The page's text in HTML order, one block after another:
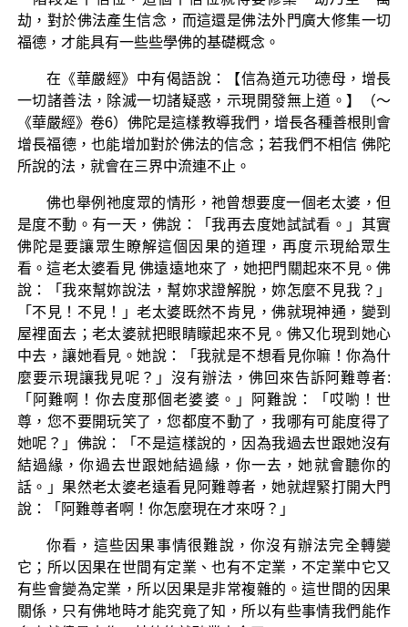
劫，對於佛法產生信念，而這還是佛法外門廣大修集一切
福德，才能具有一些些學佛的基礎概念。
在《華嚴經》中有偈語說：【信為道元功德母，增長
一切諸善法，除滅一切諸疑惑，示現開發無上道。】（～
《華嚴經》卷6）佛陀是這樣教導我們，增長各種善根則會
增長福德，也能增加對於佛法的信念；若我們不相信 佛陀
所說的法，就會在三界中流連不止。
佛也舉例祂度眾的情形，祂曾想要度一個老太婆，但
是度不動。有一天，佛說：「我再去度她試試看。」其實
佛陀是要讓眾生瞭解這個因果的道理，再度示現給眾生
看。這老太婆看見 佛遠遠地來了，她把門關起來不見。佛
說：「我來幫妳說法，幫妳求證解脫，妳怎麼不見我？」
「不見！不見！」老太婆既然不肯見，佛就現神通，變到
屋裡面去；老太婆就把眼睛矇起來不見。佛又化現到她心
中去，讓她看見。她說：「我就是不想看見你嘛！你為什
麼要示現讓我見呢？」沒有辦法，佛回來告訴阿難尊者:
「阿難啊！你去度那個老婆婆。」阿難說：「哎喲！世
尊，您不要開玩笑了，您都度不動了，我哪有可能度得了
她呢？」佛說：「不是這樣說的，因為我過去世跟她沒有
結過緣，你過去世跟她結過緣，你一去，她就會聽你的
話。」果然老太婆老遠看見阿難尊者，她就趕緊打開大門
說：「阿難尊者啊！你怎麼現在才來呀？」
你看，這些因果事情很難說，你沒有辦法完全轉變
它；所以因果在世間有定業、也有不定業，不定業中它又
有些會變為定業，所以因果是非常複雜的。這世間的因果
關係，只有佛地時才能究竟了知，所以有些事情我們能作